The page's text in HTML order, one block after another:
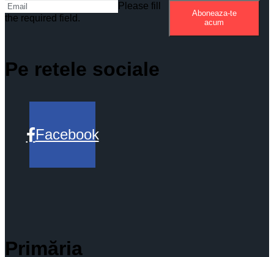
Please fill
the required field.
Aboneaza-te
acum
Pe retele sociale
Facebook
Primăria